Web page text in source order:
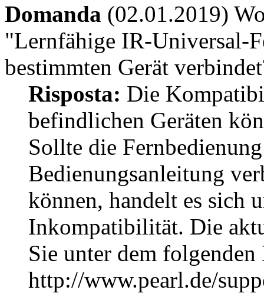
Domanda (02.01.2019)
"Lernfähige IR-Universal-
bestimmten Gerät
Risposta: Die
befindlichen Geräten
Sollte die
Bedienungsanleitung
können, handelt es sich
Inkompatibilität. Die
Sie unter dem
http://www.pearl.de/